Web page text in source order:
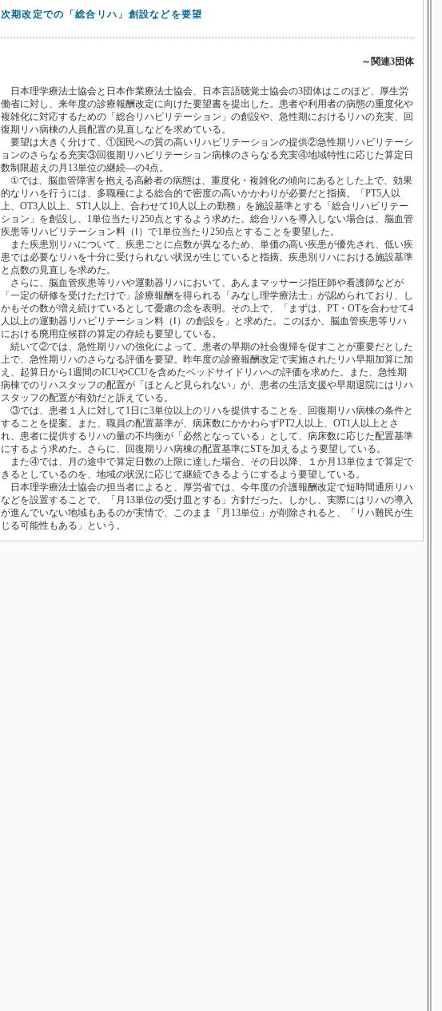
次期改定での「総合リハ」創設などを要望
～関連3団体
日本理学療法士協会と日本作業療法士協会、日本言語聴覚士協会の3団体はこのほど、厚生労
働省に対し、来年度の診療報酬改定に向けた要望書を提出した。患者や利用者の病態の重度化や
複雑化に対応するための「総合リハビリテーション」の創設や、急性期におけるリハの充実、回
復期リハ病棟の人員配置の見直しなどを求めている。
要望は大きく分けて、①国民への質の高いリハビリテーションの提供②急性期リハビリテーシ
ョンのさらなる充実③回復期リハビリテーション病棟のさらなる充実④地域特性に応じた算定日
数制限超えの月13単位の継続―の4点。
①では、脳血管障害を抱える高齢者の病態は、重度化・複雑化の傾向にあるとした上で、効果
的なリハを行うには、多職種による総合的で密度の高いかかわりが必要だと指摘。「PT5人以
上、OT3人以上、ST1人以上、合わせて10人以上の勤務」を施設基準とする「総合リハビリテー
ション」を創設し、1単位当たり250点とするよう求めた。総合リハを導入しない場合は、脳血管
疾患等リハビリテーション料（Ⅰ）で1単位当たり250点とすることを要望した。
また疾患別リハについて、疾患ごとに点数が異なるため、単価の高い疾患が優先され、低い疾
患では必要なリハを十分に受けられない状況が生じていると指摘。疾患別リハにおける施設基準
と点数の見直しを求めた。
さらに、脳血管疾患等リハや運動器リハにおいて、あんまマッサージ指圧師や看護師などが
「一定の研修を受けただけで」診療報酬を得られる「みなし理学療法士」が認められており、し
かもその数が増え続けているとして憂慮の念を表明。その上で、「まずは、PT・OTを合わせて4
人以上の運動器リハビリテーション料（Ⅰ）の創設を」と求めた。このほか、脳血管疾患等リハ
における廃用症候群の算定の存続も要望している。
続いて②では、急性期リハの強化によって、患者の早期の社会復帰を促すことが重要だとした
上で、急性期リハのさらなる評価を要望。昨年度の診療報酬改定で実施されたリハ早期加算に加
え、起算日から1週間のICUやCCUを含めたベッドサイドリハへの評価を求めた。また、急性期
病棟でのリハスタッフの配置が「ほとんど見られない」が、患者の生活支援や早期退院にはリハ
スタッフの配置が有効だと訴えている。
③では、患者１人に対して1日に3単位以上のリハを提供することを、回復期リハ病棟の条件と
することを提案。また、職員の配置基準が、病床数にかかわらずPT2人以上、OT1人以上とさ
れ、患者に提供するリハの量の不均衡が「必然となっている」として、病床数に応じた配置基準
にするよう求めた。さらに、回復期リハ病棟の配置基準にSTを加えるよう要望している。
また④では、月の途中で算定日数の上限に達した場合、その日以降、１か月13単位まで算定で
きるとしているのを、地域の状況に応じて継続できるようにするよう要望している。
日本理学療法士協会の担当者によると、厚労省では、今年度の介護報酬改定で短時間通所リハ
などを設置することで、「月13単位の受け皿とする」方針だった。しかし、実際にはリハの導入
が進んでいない地域もあるのが実情で、このまま「月13単位」が削除されると、「リハ難民が生
じる可能性もある」という。